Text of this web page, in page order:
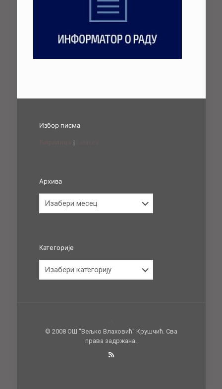
Избор писма
|
Архива
Категорије
© 2008 ОШ ''Вељко Влаховић'' Крушчић. Сва
права задржана.